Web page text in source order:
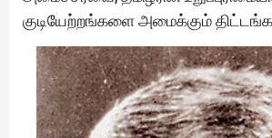
குடியேற்றங்களை அமைக்கும்